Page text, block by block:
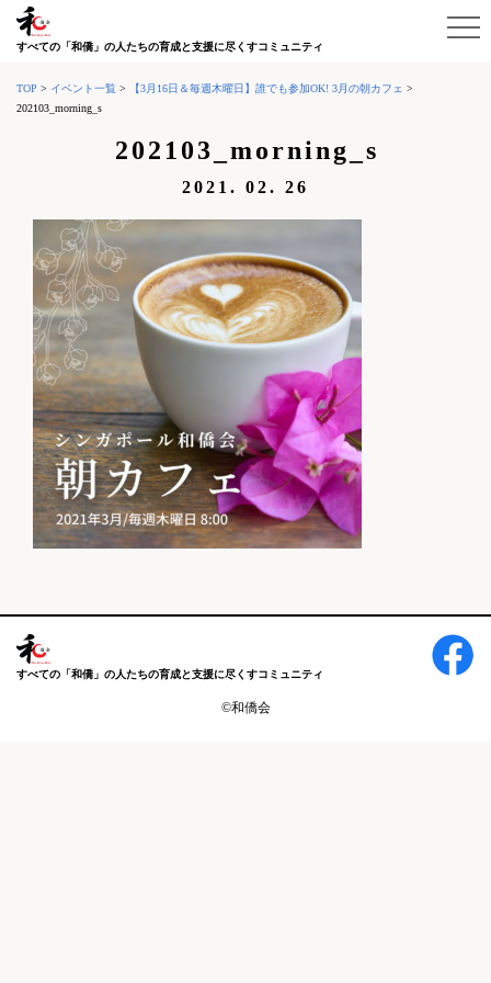
すべての「和僑」の人たちの育成と支援に尽くすコミュニティ
TOP > イベント一覧 > 【3月16日＆毎週木曜日】誰でも参加OK! 3月の朝カフェ >
202103_morning_s
202103_morning_s
2021. 02. 26
すべての「和僑」の人たちの育成と支援に尽くすコミュニティ
©和僑会